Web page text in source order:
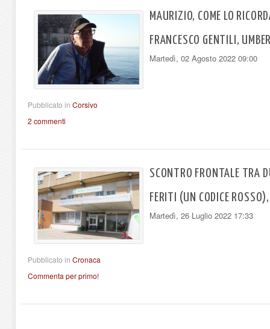
MAURIZIO, COME LO
FRANCESCO GENTILI,
Martedì, 02 Agosto 2022 09:00
Pubblicato in Corsivo
2 commenti
SCONTRO FRONTALE TRA
FERITI (UN CODICE
Martedì, 26 Luglio 2022 17:33
Pubblicato in Cronaca
Commenta per primo!